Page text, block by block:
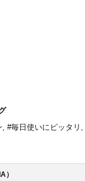
, #毎日使いにピッタリ ,
）